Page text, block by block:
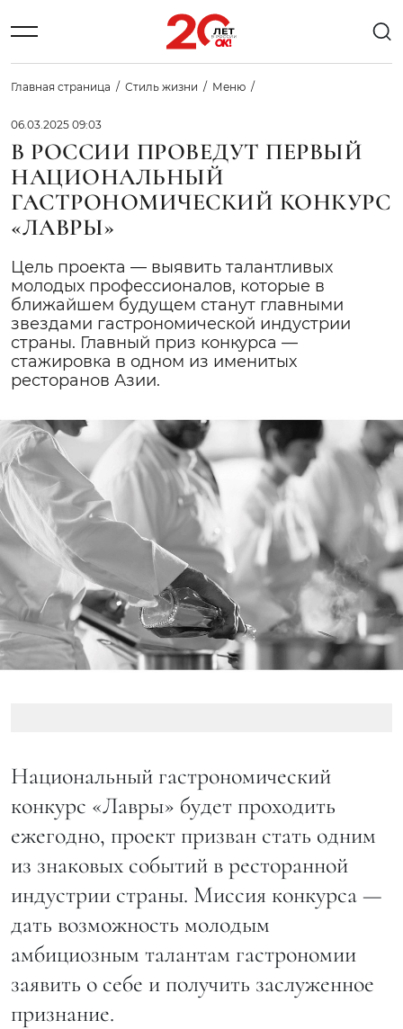
Главная страница Стиль жизни Меню
06.03.2025 09:03
В РОССИИ ПРОВЕДУТ ПЕРВЫЙ
НАЦИОНАЛЬНЫЙ
ГАСТРОНОМИЧЕСКИЙ КОНКУРС
«ЛАВРЫ»
Цель проекта — выявить талантливых
молодых профессионалов, которые в
ближайшем будущем станут главными
звездами гастрономической индустрии
страны. Главный приз конкурса —
стажировка в одном из именитых
ресторанов Азии.
Национальный гастрономический
конкурс «Лавры» будет проходить
ежегодно, проект призван стать одним
из знаковых событий в ресторанной
индустрии страны. Миссия конкурса —
дать возможность молодым
амбициозным талантам гастрономии
заявить о себе и получить заслуженное
признание.